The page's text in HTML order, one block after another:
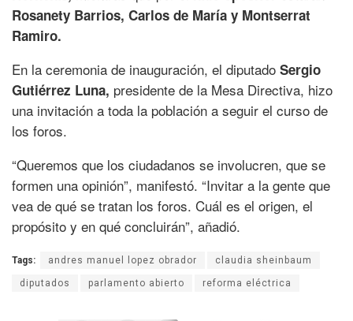
Rosanety Barrios, Carlos de María y Montserrat
Ramiro.
En la ceremonia de inauguración, el diputado Sergio
Gutiérrez Luna, presidente de la Mesa Directiva, hizo
una invitación a toda la población a seguir el curso de
los foros.
“Queremos que los ciudadanos se involucren, que se
formen una opinión”, manifestó. “Invitar a la gente que
vea de qué se tratan los foros. Cuál es el origen, el
propósito y en qué concluirán”, añadió.
Tags: andres manuel lopez obrador claudia sheinbaum
diputados parlamento abierto reforma eléctrica